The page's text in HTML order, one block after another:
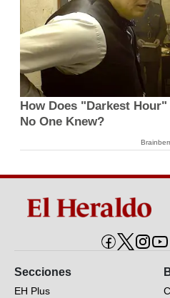
How Does "Darkest
No One Knew?
Secciones
EH Plus